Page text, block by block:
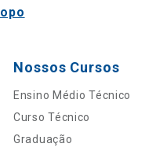
Nossos Cursos
Ensino Médio Técnico
Curso Técnico
Graduação